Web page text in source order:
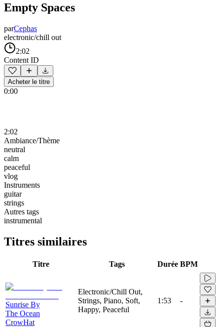
Empty Spaces
parCephas
electronic/chill out
2:02
Content ID
Acheter le titre
0:00
2:02
Ambiance/Thème
neutral
calm
peaceful
vlog
Instruments
guitar
strings
Autres tags
instrumental
Titres similaires
Titre Tags Durée BPM
Sunrise By
The Ocean
CrowHat
Electronic/Chill Out,
Strings, Piano, Soft,
Happy, Peaceful
1:53 -